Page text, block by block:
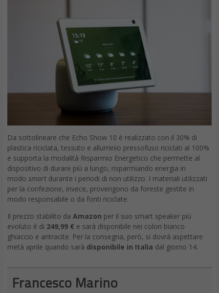
Da sottolineare che Echo Show 10 è realizzato con il 30% di
plastica riciclata, tessuto e alluminio pressofuso riciclati al 100%
e supporta la modalità Risparmio Energetico che permette al
dispositivo di durare più a lungo, risparmiando energia in
modo smart durante i periodi di non utilizzo. I materiali utilizzati
per la confezione, invece, provengono da foreste gestite in
modo responsabile o da fonti riciclate.
Il prezzo stabilito da Amazon per il suo smart speaker più
evoluto è di 249,99 € e sarà disponibile nei colori bianco
ghiaccio e antracite. Per la consegna, però, si dovrà aspettare
metà aprile quando sarà disponibile in Italia dal giorno 14.
Francesco Marino